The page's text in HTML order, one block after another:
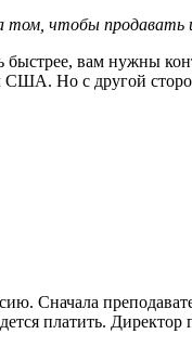
том, чтобы
вам нужны
Но с другой
Сначала
платить.